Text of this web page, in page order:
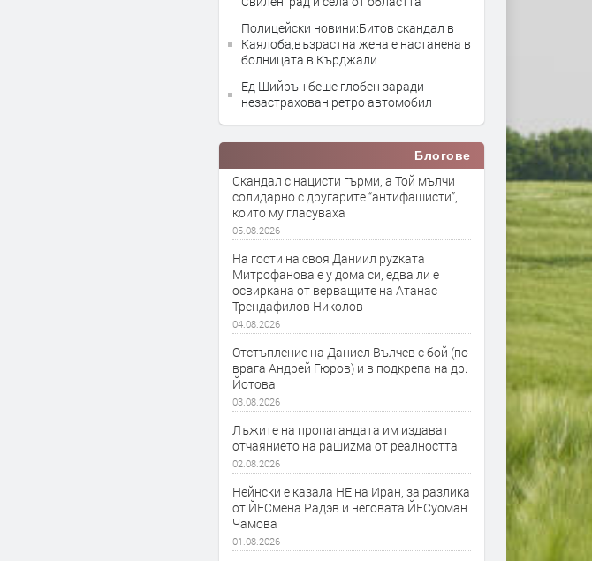
Полицейски новини:Битов скандал в
Каялоба,възрастна жена е настанена в
болницата в Кърджали
Ед Шийрън беше глобен заради
незастрахован ретро автомобил
Блогове
Скандал с нацисти гърми, а Той мълчи
солидарно с другарите “антифашисти”,
които му гласуваха
05.08.2026
На гости на своя Даниил руzката
Митрофанова е у дома си, едва ли е
освиркана от верващите на Атанас
Трендафилов Николов
04.08.2026
Отстъпление на Даниел Вълчев с бой (по
врага Андрей Гюров) и в подкрепа на др.
Йотова
03.08.2026
Лъжите на пропагандата им издават
отчаянието на рашиzма от реалността
02.08.2026
Нейнски е казала НЕ на Иран, за разлика
от ЙЕСмена Радэв и неговата ЙЕСуоман
Чамова
01.08.2026